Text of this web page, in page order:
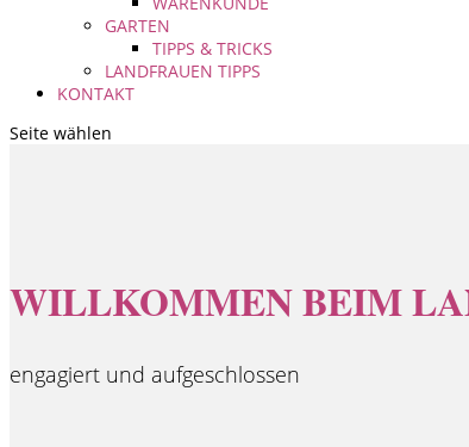
GARTEN
TIPPS & TRICKS
LANDFRAUEN TIPPS
KONTAKT
Seite wählen
WILLKOMMEN BEIM
engagiert und aufgeschlossen